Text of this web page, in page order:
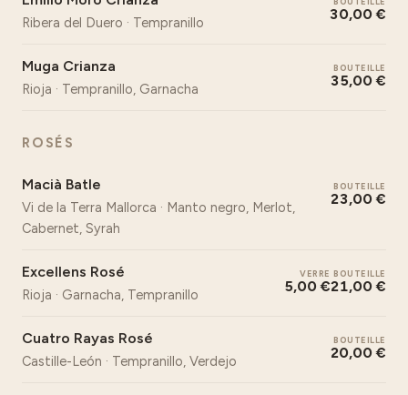
Ribera del Duero · Tempranillo 30,00 €
Muga Crianza
Rioja · Tempranillo, Garnacha
BOUTEILLE
35,00 €
ROSÉS
Macià Batle
Vi de la Terra Mallorca · Manto negro, Merlot,
Cabernet, Syrah
BOUTEILLE
23,00 €
Excellens Rosé
Rioja · Garnacha, Tempranillo
VERRE
5,00 €
BOUTEILLE
21,00 €
Cuatro Rayas Rosé
Castille-León · Tempranillo, Verdejo
BOUTEILLE
20,00 €